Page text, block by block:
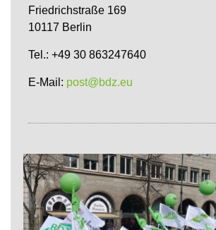
Friedrichstraße 169
10117 Berlin
Tel.: +49 30 863247640
E-Mail: post@bdz.eu